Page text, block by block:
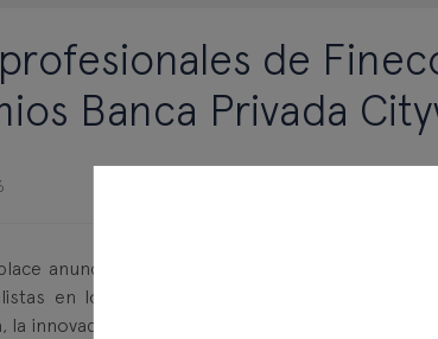
de
Banca Privada
anunciar que dos representantes de
en los
V Premios Banca Privada
la innovación y las mejores prácticas en la